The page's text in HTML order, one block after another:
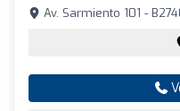
Av. Sarmiento 101 -